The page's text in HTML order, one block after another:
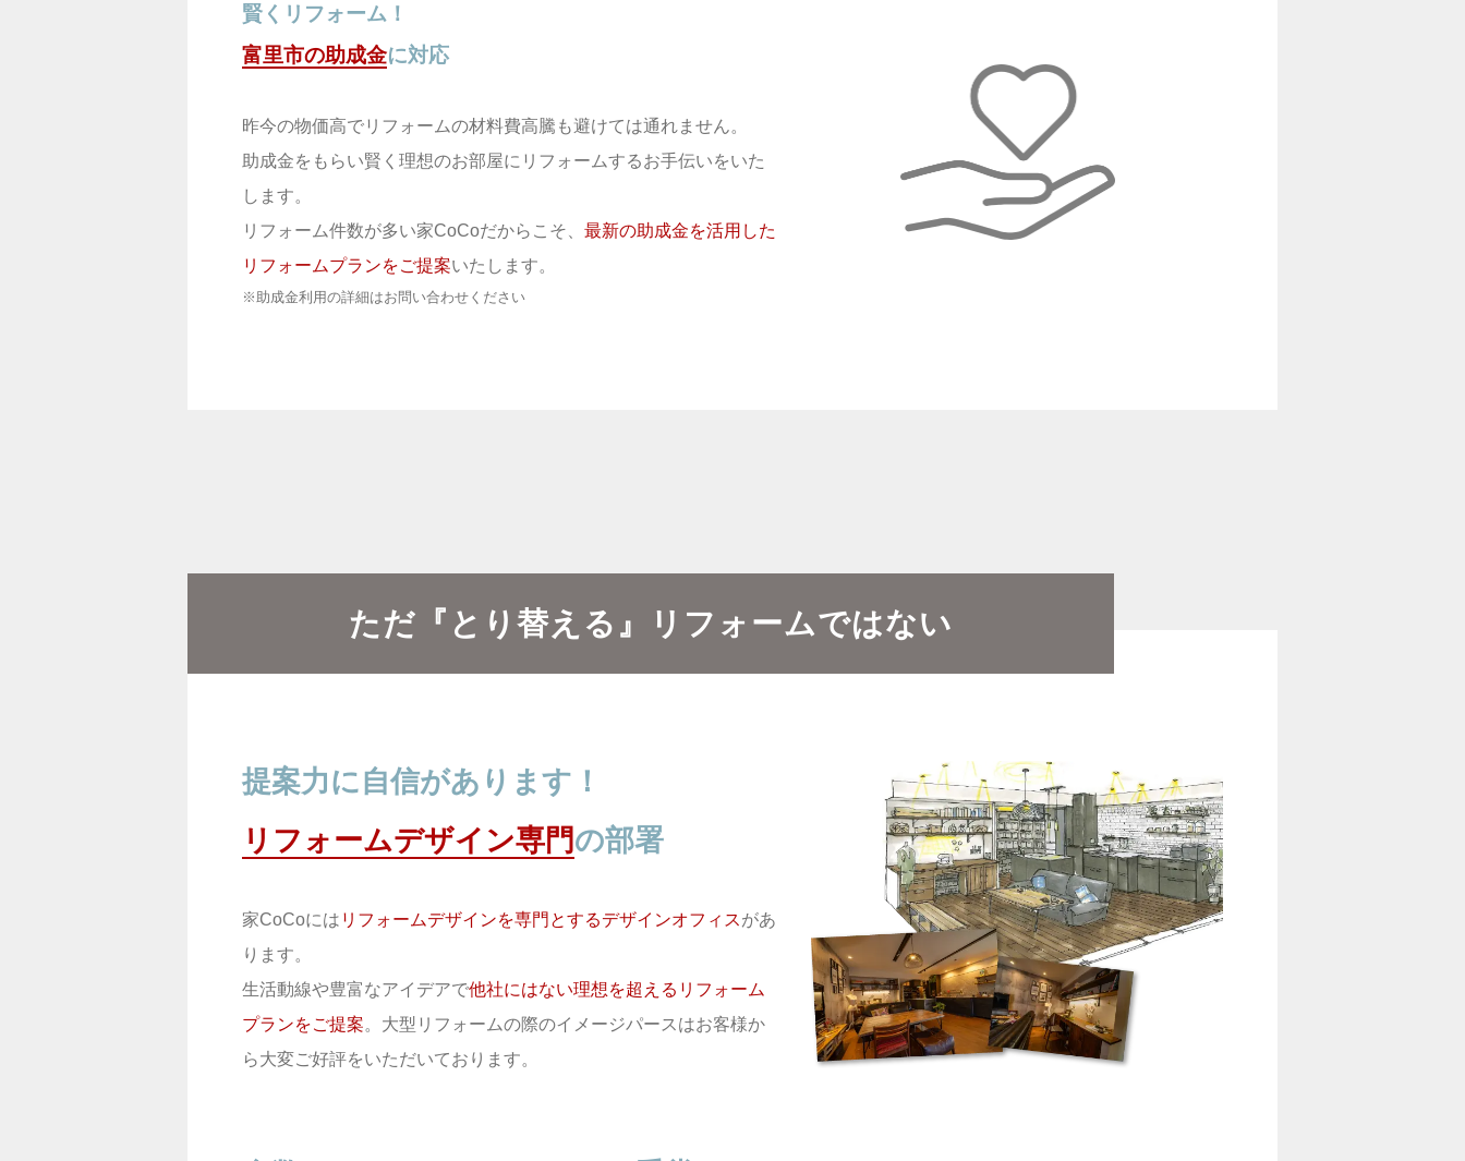
賢くリフォーム！
富里市の助成金に対応
昨今の物価高でリフォームの材料費高騰も避けては通れません。
助成金をもらい賢く理想のお部屋にリフォームするお手伝いをいた
します。
リフォーム件数が多い家CoCoだからこそ、 最新の助成金を活用した
リフォームプランをご提案いたします。
※助成金利用の詳細はお問い合わせください
ただ『とり替える』リフォームではない
提案力に自信があります！
リフォームデザイン専門の部署
家CoCoには リフォームデザインを専門とするデザインオフィスがあ
ります。
生活動線や豊富なアイデアで他社にはない理想を超えるリフォーム
プランをご提案。大型リフォームの際のイメージパースはお客様か
ら大変ご好評をいただいております。